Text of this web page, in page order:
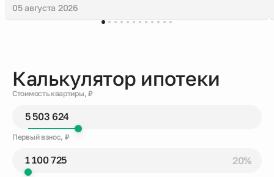
05 августа 2026
Калькулятор ипотеки
Стоимость квартиры, ₽
Первый взнос, ₽
20%